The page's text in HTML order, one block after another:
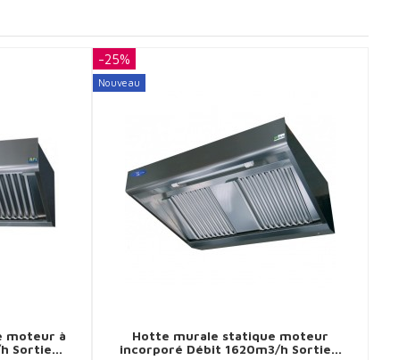
moteur à
Sortie...
-25%
Nouveau
Hotte murale statique moteur
incorporé Débit 1620m3/h Sortie...